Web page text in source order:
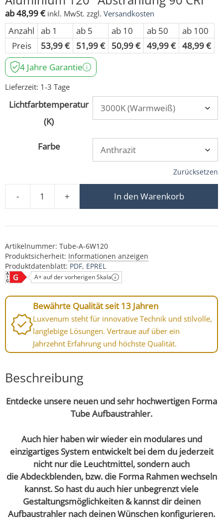
ab48,99€ inkl. MwSt. zzgl. Versandkosten
Anzahl ab 1 ab 5 ab 10 ab 50
ab 100
Preis
53,99€ 51,99€ 50,99€ 49,99€ 48,99€
4 Jahre Garantie
Lieferzeit: 1-3 Tage
Lichtfarbtemperatur
(K)
Farbe
Zurücksetzen
-
LED Aufbaustrahler 230V dimmbar 7W statt 70W
+ In den Warenkorb
Artikelnummer: Tube-A-6W120
Produktsicherheit: Informationen anzeigen
Produktdatenblatt: PDF EPREL
A+ auf der vorherigen Skala
Bewährte Qualität seit 13 Jahren
Luxvenum steht für innovative Technik und stilvolle,
langlebige Lösungen. Vertraue auf über ein
Jahrzehnt Erfahrung und höchste Qualität.
Beschreibung
Entdecke unsere neuen und sehr hochwertigen Forma
Tube Aufbaustrahler.
Auch hier haben wir wieder ein modulares und
einzigartiges System entwickelt bei dem du jederzeit
nicht nur die Leuchtmittel, sondern auch
die Abdeckblenden, bzw. die Forma Rahmen wechseln
kannst. So hast du auch hier unbegrenzt viele
Gestaltungsmöglichkeiten & kannst dir deinen
Aufbaustrahler nach deinen Wünschen konfigurieren.